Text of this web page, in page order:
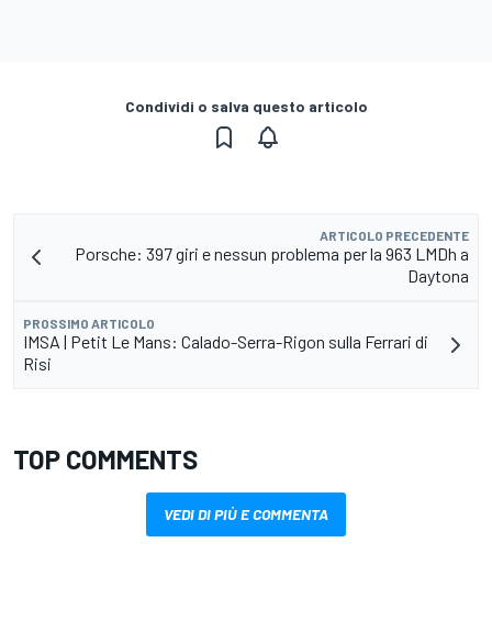
Condividi o salva questo articolo
ARTICOLO PRECEDENTE
Porsche: 397 giri e nessun problema per la 963 LMDh a
Daytona
PROSSIMO ARTICOLO
IMSA | Petit Le Mans: Calado-Serra-Rigon sulla Ferrari di
Risi
TOP COMMENTS
VEDI DI PIÙ E COMMENTA